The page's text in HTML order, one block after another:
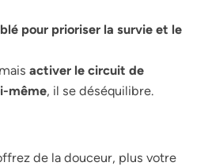
pour prioriser la survie et le
activer le circuit de
même, il se déséquilibre.
de la douceur, plus votre